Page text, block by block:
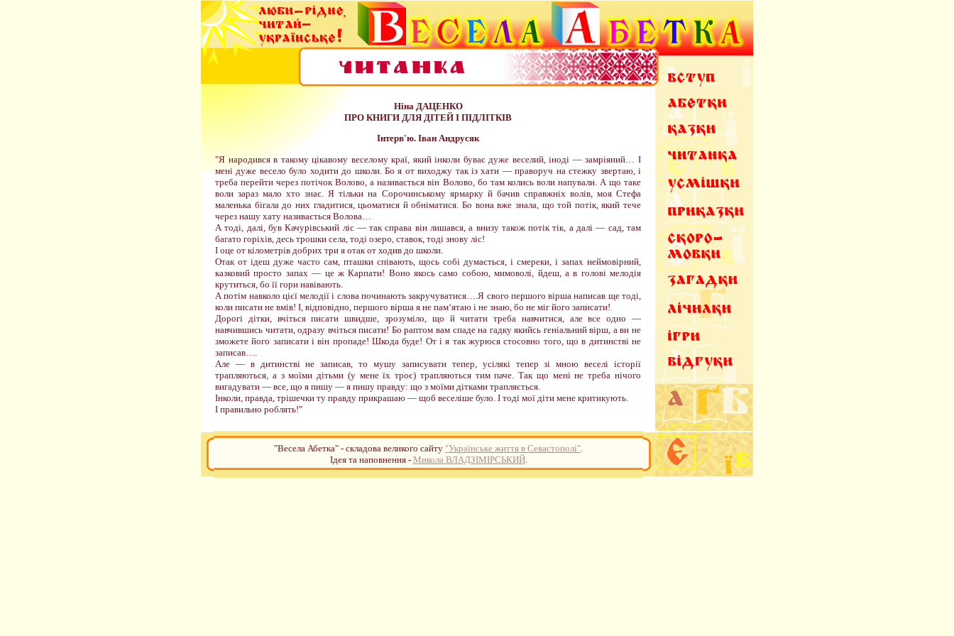
Ніна ДАЦЕНКО
ПРО КНИГИ ДЛЯ ДІТЕЙ І ПІДЛІТКІВ
Інтерв'ю. Іван Андрусяк
"Я народився в такому цікавому веселому краї, який інколи буває дуже веселий, іноді — замріяний… І
мені дуже весело було ходити до школи. Бо я от виходжу так із хати — праворуч на стежку звертаю, і
треба перейти через потічок Волово, а називається він Волово, бо там колись воли напували. А що таке
воли зараз мало хто знає. Я тільки на Сорочинському ярмарку й бачив справжніх волів, моя Стефа
маленька бігала до них гладитися, цьоматися й обніматися. Бо вона вже знала, що той потік, який тече
через нашу хату називається Волова…
А тоді, далі, був Качурівський ліс — так справа він лишався, а внизу також потік тік, а далі — сад, там
багато горіхів, десь трошки села, тоді озеро, ставок, тоді знову ліс!
І оце от кілометрів добрих три я отак от ходив до школи.
Отак от ідеш дуже часто сам, пташки співають, щось собі думається, і смереки, і запах неймовірний,
казковий просто запах — це ж Карпати! Воно якось само собою, мимоволі, йдеш, а в голові мелодія
крутиться, бо її гори навівають.
А потім навколо цієї мелодії і слова починають закручуватися….Я свого першого вірша написав ще тоді,
коли писати не вмів! І, відповідно, першого вірша я не пам‘ятаю і не знаю, бо не міг його записати!
Дорогі дітки, вчіться писати швидше, зрозуміло, що й читати треба навчитися, але все одно —
навчившись читати, одразу вчіться писати! Бо раптом вам спаде на гадку якийсь геніальний вірш, а ви не
зможете його записати і він пропаде! Шкода буде! От і я так журюся стосовно того, що в дитинстві не
записав….
Але — в дитинстві не записав, то мушу записувати тепер, усілякі тепер зі мною веселі історії
трапляються, а з моїми дітьми (у мене їх троє) трапляються тим паче. Так що мені не треба нічого
вигадувати — все, що я пишу — я пишу правду: що з моїми дітками трапляється.
Інколи, правда, трішечки ту правду прикрашаю — щоб веселіше було. І тоді мої діти мене критикують.
І правильно роблять!"
"Весела Абетка" - складова великого сайту "Українське життя в Севастополі".
Ідея та наповнення - Микола ВЛАДЗІМІРСЬКИЙ.